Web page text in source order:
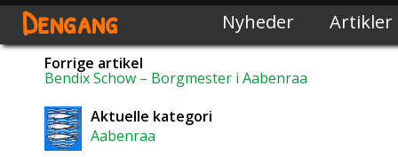
Dengang Nyheder Artikler
Forrige artikel
Bendix Schow – Borgmester i Aabenraa
Aktuelle kategori
Aabenraa